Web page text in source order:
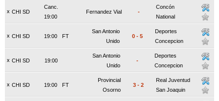
x CHI SD
Canc.
19:00
Fernandez Vial -
Concón
National
x CHI SD FT
19:00
San Antonio
Unido
0 - 5
Deportes
Concepcion
x CHI SD 19:00
San Antonio
Unido
-
Deportes
Concepcion
x CHI SD FT
19:00
Provincial
Osorno
3 - 2
Real Juventud
San Joaquin